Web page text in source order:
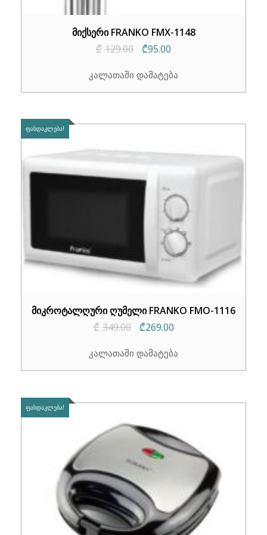
მიქსერი FRANKO FMX-1148
₾ 129.00
Original
was:
₾95.00
is:
კალათაში დამატება
ᲤᲐᲡᲓᲐᲙᲚᲔᲑᲐ!
მიკროტალღური ღუმელი FRANKO FMO-1116
₾ 349.00
Original
was:
₾269.00Current
is:
კალათაში დამატება
ᲤᲐᲡᲓᲐᲙᲚᲔᲑᲐ!